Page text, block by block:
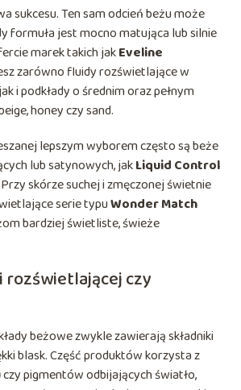
sukcesu. Ten sam odcień beżu może
formuła jest mocno matująca lub silnie
marek takich jakEveline
zarówno fluidy rozświetlające w
i podkłady o średnim oraz pełnym
honey czy sand.
lepszym wyborem często są beże
lub satynowych, jakLiquid Control
skórze suchej i zmęczonej świetnie
serie typuWonder Match
bardziej świetliste, świeże
rozświetlającej czy
beżowe zwykle zawierają składniki
blask. Część produktów korzysta z
czy pigmentów odbijających światło,